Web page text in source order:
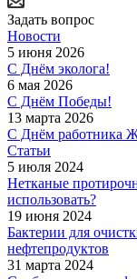
Задать вопрос
Новости
5 июня 2026
С Днём эколога!
6 мая 2026
С Днём Победы!
13 марта 2026
С Днём работника
Статьи
5 июля 2024
Нетканые
использовать?
19 июня 2024
Бактерии для
нефтепродуктов
31 марта 2024